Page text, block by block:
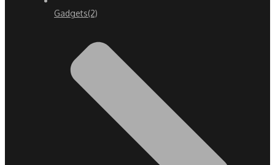
Gadgets(2)